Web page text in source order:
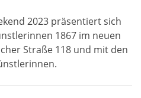
2023 präsentiert sich
1867 im neuen
Straße 118 und mit den